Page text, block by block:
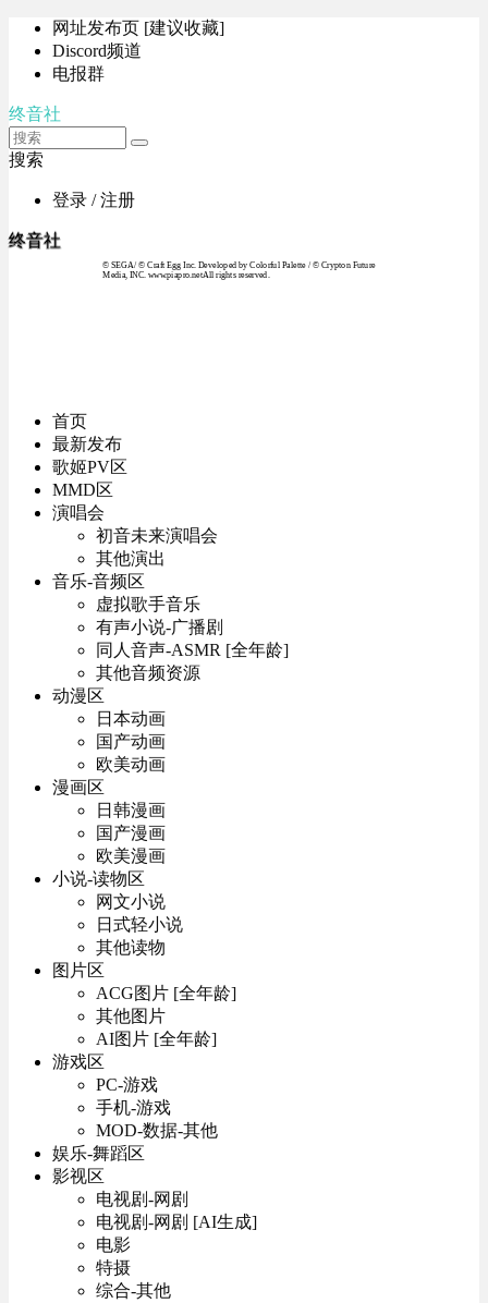
网址发布页 [建议收藏]
Discord频道
电报群
终音社
搜索
登录 / 注册
终音社
© SEGA / © Craft Egg Inc. Developed by Colorful Palette / © Crypton Future
Media, INC. www.piapro.netAll rights reserved.
首页
最新发布
歌姬PV区
MMD区
演唱会
初音未来演唱会
其他演出
音乐-音频区
虚拟歌手音乐
有声小说-广播剧
同人音声-ASMR [全年龄]
其他音频资源
动漫区
日本动画
国产动画
欧美动画
漫画区
日韩漫画
国产漫画
欧美漫画
小说-读物区
网文小说
日式轻小说
其他读物
图片区
ACG图片 [全年龄]
其他图片
AI图片 [全年龄]
游戏区
PC-游戏
手机-游戏
MOD-数据-其他
娱乐-舞蹈区
影视区
电视剧-网剧
电视剧-网剧 [AI生成]
电影
特摄
综合-其他